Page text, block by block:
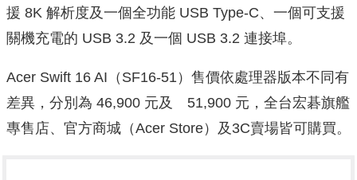
援 8K 解析度及一個全功能 USB Type-C、一個可支援
關機充電的 USB 3.2 及一個 USB 3.2 連接埠。
Acer Swift 16 AI（SF16-51）售價依處理器版本不同有
差異，分別為 46,900 元及 51,900 元，全台宏碁旗艦
專售店、官方商城（Acer Store）及3C賣場皆可購買。